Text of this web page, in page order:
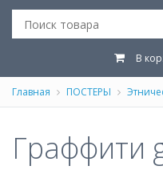
В
Главная ПОСТЕРЫ
Граффити